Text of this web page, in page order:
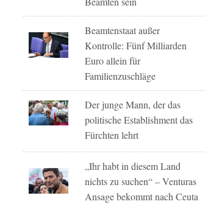
Beamtenstaat außer
Kontrolle: Fünf Milliarden
Euro allein für
Familienzuschläge
Der junge Mann, der das
politische Establishment das
Fürchten lehrt
„Ihr habt in diesem Land
nichts zu suchen“ – Venturas
Ansage bekommt nach Ceuta